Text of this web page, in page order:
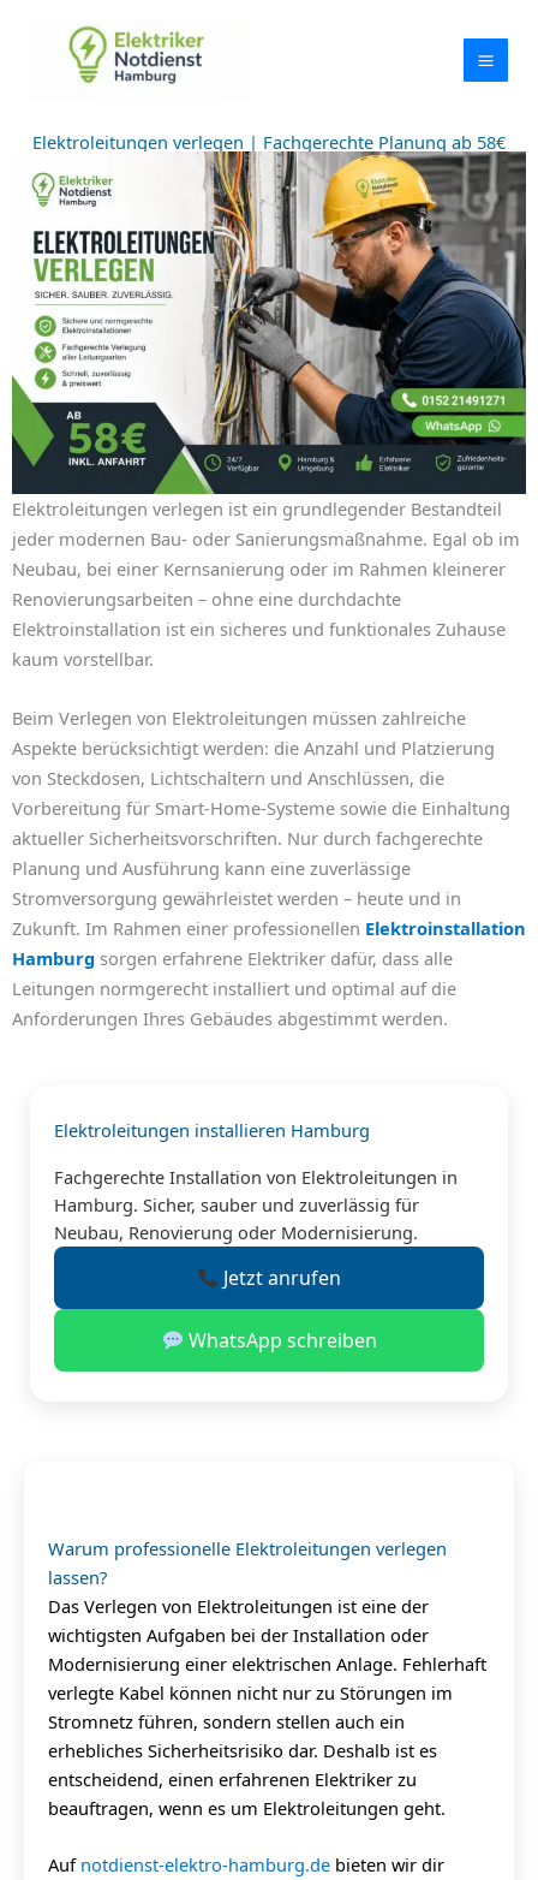
Elektroleitungen verlegen | Fachgerechte Planung ab 58€
Elektroleitungen verlegen ist ein grundlegender Bestandteil
jeder modernen Bau- oder Sanierungsmaßnahme. Egal ob im
Neubau, bei einer Kernsanierung oder im Rahmen kleinerer
Renovierungsarbeiten – ohne eine durchdachte
Elektroinstallation ist ein sicheres und funktionales Zuhause
kaum vorstellbar.
Beim Verlegen von Elektroleitungen müssen zahlreiche
Aspekte berücksichtigt werden: die Anzahl und Platzierung
von Steckdosen, Lichtschaltern und Anschlüssen, die
Vorbereitung für Smart-Home-Systeme sowie die Einhaltung
aktueller Sicherheitsvorschriften. Nur durch fachgerechte
Planung und Ausführung kann eine zuverlässige
Stromversorgung gewährleistet werden – heute und in
Zukunft. Im Rahmen einer professionellen Elektroinstallation
Hamburg sorgen erfahrene Elektriker dafür, dass alle
Leitungen normgerecht installiert und optimal auf die
Anforderungen Ihres Gebäudes abgestimmt werden.
Elektroleitungen installieren Hamburg
Fachgerechte Installation von Elektroleitungen in
Hamburg. Sicher, sauber und zuverlässig für
Neubau, Renovierung oder Modernisierung.
Jetzt anrufen
WhatsApp schreiben
Warum professionelle Elektroleitungen verlegen
lassen?
Das Verlegen von Elektroleitungen ist eine der
wichtigsten Aufgaben bei der Installation oder
Modernisierung einer elektrischen Anlage. Fehlerhaft
verlegte Kabel können nicht nur zu Störungen im
Stromnetz führen, sondern stellen auch ein
erhebliches Sicherheitsrisiko dar. Deshalb ist es
entscheidend, einen erfahrenen Elektriker zu
beauftragen, wenn es um Elektroleitungen geht.
Auf notdienst-elektro-hamburg.de bieten wir dir